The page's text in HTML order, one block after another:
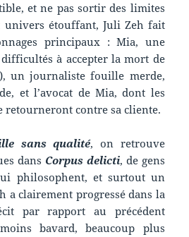
et ne pas sortir des limites
univers étouffant, Juli Zeh fait
principaux : Mia, une
à accepter la mort de
un journaliste fouille merde,
et l’avocat de Mia, dont les
retourneront contre sa cliente.
sans qualité, on retrouve
dans Corpus delicti, de gens
philosophent, et surtout un
a clairement progressé dans la
par rapport au précédent
bavard, beaucoup plus